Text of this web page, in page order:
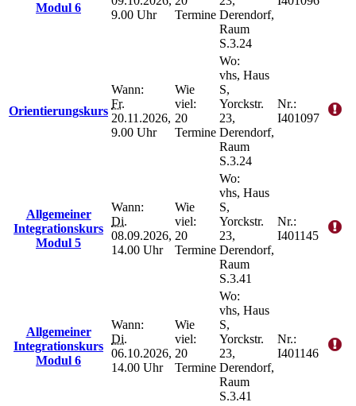
Modul 6
9.00 Uhr
Termine Derendorf,
Raum
S.3.24
Orientierungskurs
Wann:
Fr.
20.11.2026,
9.00 Uhr
Wie
viel:
20
Termine
Wo:
vhs, Haus
S,
Yorckstr.
23,
Derendorf,
Raum
S.3.24
Nr.:
I401097
Allgemeiner
Integrationskurs
Modul 5
Wann:
Di.
08.09.2026,
14.00 Uhr
Wie
viel:
20
Termine
Wo:
vhs, Haus
S,
Yorckstr.
23,
Derendorf,
Raum
S.3.41
Nr.:
I401145
Allgemeiner
Integrationskurs
Modul 6
Wann:
Di.
06.10.2026,
14.00 Uhr
Wie
viel:
20
Termine
Wo:
vhs, Haus
S,
Yorckstr.
23,
Derendorf,
Raum
S.3.41
Nr.:
I401146